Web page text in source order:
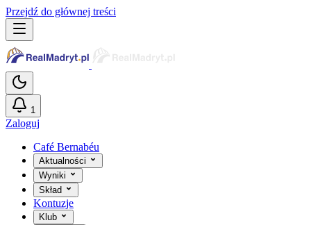
Przejdź do głównej treści
1
Zaloguj
Café Bernabéu
Aktualności
Wyniki
Skład
Kontuzje
Klub